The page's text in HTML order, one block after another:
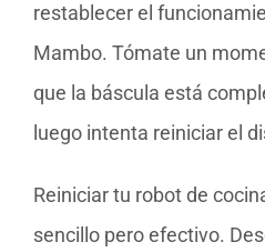
restablecer el
Mambo. Tómate un
que la báscula está
luego intenta reiniciar el
Reiniciar tu robot de
sencillo pero efectivo.